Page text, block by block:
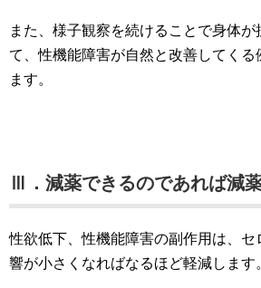
また、様子観察を続けることで身体が
て、性機能障害が自然と改善してくる
ます。
Ⅲ．減薬できるのであれば減
性欲低下、性機能障害の副作用は、セ
響が小さくなればなるほど軽減します